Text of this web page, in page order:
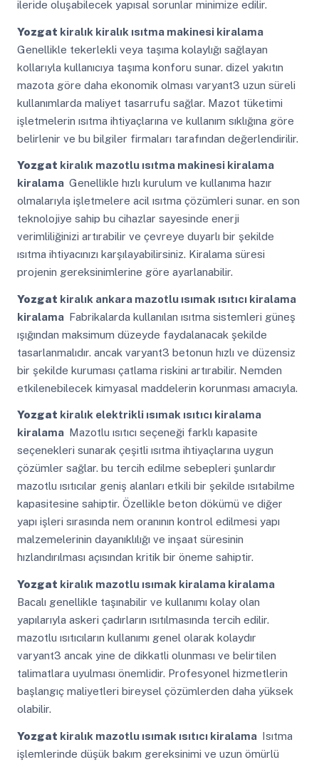
ileride oluşabilecek yapısal sorunlar minimize edilir.
Yozgat kiralık kiralık ısıtma makinesi kiralama
Genellikle tekerlekli veya taşıma kolaylığı sağlayan
kollarıyla kullanıcıya taşıma konforu sunar. dizel yakıtın
mazota göre daha ekonomik olması varyant3 uzun süreli
kullanımlarda maliyet tasarrufu sağlar. Mazot tüketimi
işletmelerin ısıtma ihtiyaçlarına ve kullanım sıklığına göre
belirlenir ve bu bilgiler firmaları tarafından değerlendirilir.
Yozgat kiralık mazotlu ısıtma makinesi kiralama
kiralama Genellikle hızlı kurulum ve kullanıma hazır
olmalarıyla işletmelere acil ısıtma çözümleri sunar. en son
teknolojiye sahip bu cihazlar sayesinde enerji
verimliliğinizi artırabilir ve çevreye duyarlı bir şekilde
ısıtma ihtiyacınızı karşılayabilirsiniz. Kiralama süresi
projenin gereksinimlerine göre ayarlanabilir.
Yozgat kiralık ankara mazotlu ısımak ısıtıcı kiralama
kiralama Fabrikalarda kullanılan ısıtma sistemleri güneş
ışığından maksimum düzeyde faydalanacak şekilde
tasarlanmalıdır. ancak varyant3 betonun hızlı ve düzensiz
bir şekilde kuruması çatlama riskini artırabilir. Nemden
etkilenebilecek kimyasal maddelerin korunması amacıyla.
Yozgat kiralık elektrikli ısımak ısıtıcı kiralama
kiralama Mazotlu ısıtıcı seçeneği farklı kapasite
seçenekleri sunarak çeşitli ısıtma ihtiyaçlarına uygun
çözümler sağlar. bu tercih edilme sebepleri şunlardır
mazotlu ısıtıcılar geniş alanları etkili bir şekilde ısıtabilme
kapasitesine sahiptir. Özellikle beton dökümü ve diğer
yapı işleri sırasında nem oranının kontrol edilmesi yapı
malzemelerinin dayanıklılığı ve inşaat süresinin
hızlandırılması açısından kritik bir öneme sahiptir.
Yozgat kiralık mazotlu ısımak kiralama kiralama
Bacalı genellikle taşınabilir ve kullanımı kolay olan
yapılarıyla askeri çadırların ısıtılmasında tercih edilir.
mazotlu ısıtıcıların kullanımı genel olarak kolaydır
varyant3 ancak yine de dikkatli olunması ve belirtilen
talimatlara uyulması önemlidir. Profesyonel hizmetlerin
başlangıç maliyetleri bireysel çözümlerden daha yüksek
olabilir.
Yozgat kiralık mazotlu ısımak ısıtıcı kiralama Isıtma
işlemlerinde düşük bakım gereksinimi ve uzun ömürlü